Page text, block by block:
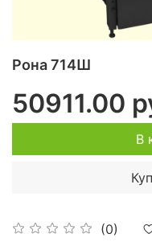
Рона 714Ш
(0)
50911.00
В